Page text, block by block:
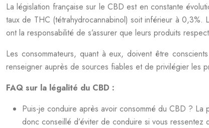
La législation française sur le CBD est en constante
taux de THC (tétrahydrocannabinol) soit inférieur à 0,3%.
ont la responsabilité de s’assurer que leurs produits
Les consommateurs, quant à eux, doivent être
renseigner auprès de sources fiables et de privilégier les
FAQ sur la légalité du CBD :
Puis-je conduire après avoir consommé du CBD ?
donc conseillé d’éviter de conduire si vous